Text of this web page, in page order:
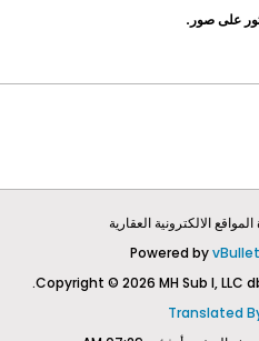
على صور.
الالكترونية العقارية
Powered by
Copyright © 2026 MH Sub I, LLC
Translated